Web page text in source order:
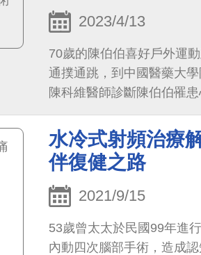
2023/4/13
70歲的陳伯伯喜好戶外運
通撲通跳，到中國醫藥大
陳科維醫師診斷陳伯伯罹
險指數評估（CHA2DS2-
水冷式射頻治療
伴復健之路
2021/9/15
53歲曾太太於民國99年進
內動四次腦部手術，造成